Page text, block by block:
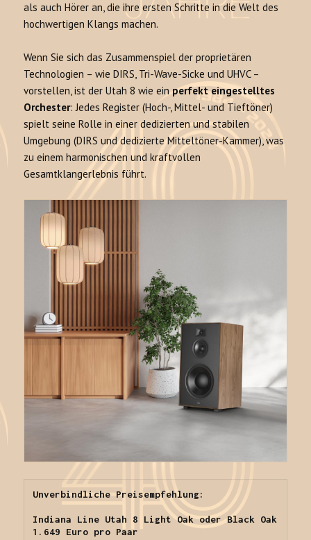
als auch Hörer an, die ihre ersten Schritte in die Welt des
hochwertigen Klangs machen.
Wenn Sie sich das Zusammenspiel der proprietären
Technologien – wie DIRS, Tri-Wave-Sicke und UHVC –
vorstellen, ist der Utah 8 wie ein perfekt eingestelltes
Orchester: Jedes Register (Hoch-, Mittel- und Tieftöner)
spielt seine Rolle in einer dedizierten und stabilen
Umgebung (DIRS und dedizierte Mitteltöner-Kammer), was
zu einem harmonischen und kraftvollen
Gesamtklangerlebnis führt.
Unverbindliche Preisempfehlung:
Indiana Line Utah 8 Light Oak oder Black Oak
1.649 Euro pro Paar